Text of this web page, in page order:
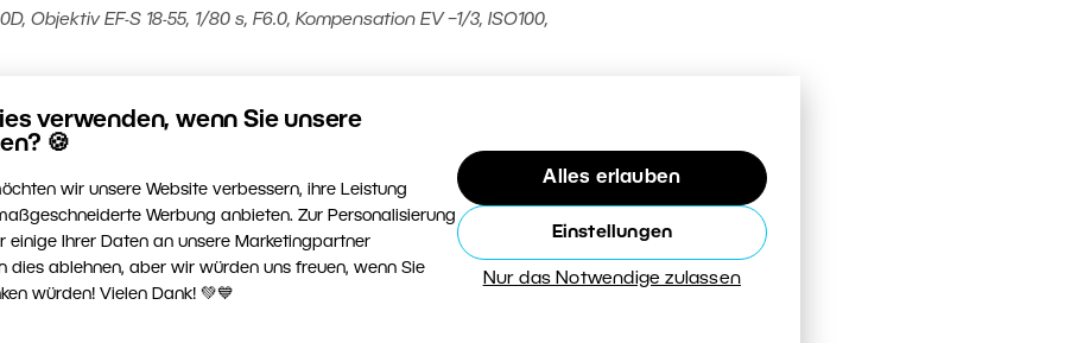
verwenden, wenn Sie unsere
🍪
wir unsere Website verbessern, ihre Leistung
Werbung anbieten. Zur Personalisierung
einige Ihrer Daten an unsere Marketingpartner
dies ablehnen, aber wir würden uns freuen, wenn Sie
würden! Vielen Dank! 💚💙
Alles erlauben
Einstellungen
Nur das Notwendige zulassen
Objektiv EF-S 18-55, 1/80 s, F6.0, Kompensation EV −1/3, ISO100,
PASSENDE KAMERA?
man für so eine Art von Fotografie die richtige Kamera
ein speziellesfixes Makroobjektiv zu verwenden, aber ich
mit jedem gängigen Objektiv,
(Zoom) und einer guten Lichtstärke, auskommen